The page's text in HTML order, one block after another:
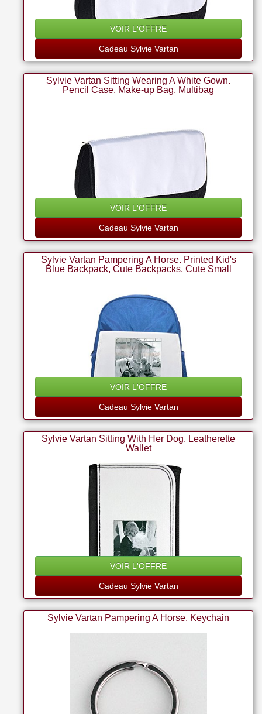
VOIR L'OFFRE
Cadeau Sylvie Vartan
Sylvie Vartan Sitting Wearing A White Gown.
Pencil Case, Make-up Bag, Multibag
VOIR L'OFFRE
Cadeau Sylvie Vartan
Sylvie Vartan Pampering A Horse. Printed Kid's
Blue Backpack, Cute Backpacks, Cute Small
Backpacks, Black Fashion
VOIR L'OFFRE
Cadeau Sylvie Vartan
Sylvie Vartan Sitting With Her Dog. Leatherette
Wallet
VOIR L'OFFRE
Cadeau Sylvie Vartan
Sylvie Vartan Pampering A Horse. Keychain